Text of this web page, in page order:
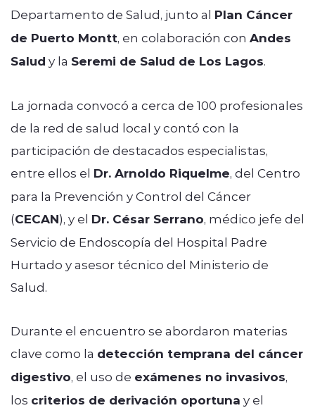
Departamento de Salud, junto al Plan Cáncer
de Puerto Montt, en colaboración con Andes
Salud y la Seremi de Salud de Los Lagos.
La jornada convocó a cerca de 100 profesionales
de la red de salud local y contó con la
participación de destacados especialistas,
entre ellos el Dr. Arnoldo Riquelme, del Centro
para la Prevención y Control del Cáncer
(CECAN), y el Dr. César Serrano, médico jefe del
Servicio de Endoscopía del Hospital Padre
Hurtado y asesor técnico del Ministerio de
Salud.
Durante el encuentro se abordaron materias
clave como la detección temprana del cáncer
digestivo, el uso de exámenes no invasivos,
los criterios de derivación oportuna y el